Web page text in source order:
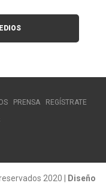
PRENSA REGÍSTRATE
2020 | Diseño